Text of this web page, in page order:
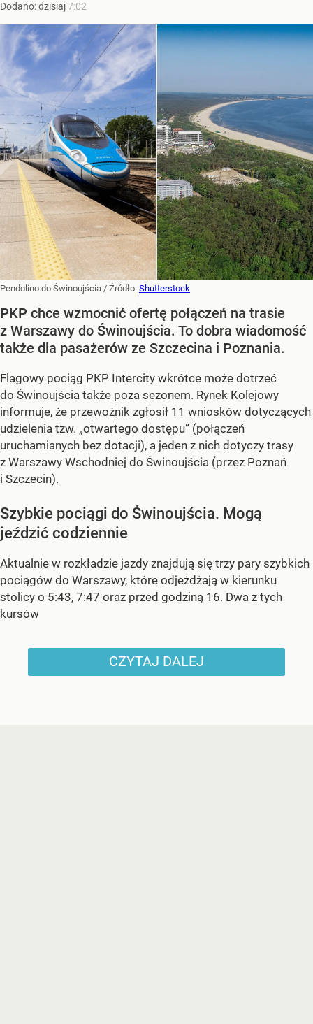
Dodano:dzisiaj7:02
Pendolino do Świnoujścia / Źródło: Shutterstock
PKP chce wzmocnić ofertę połączeń na trasie
z Warszawy do Świnoujścia. To dobra wiadomość
także dla pasażerów ze Szczecina i Poznania.
Flagowy pociąg PKP Intercity wkrótce może dotrzeć
do Świnoujścia także poza sezonem. Rynek Kolejowy
informuje, że przewoźnik zgłosił 11 wniosków dotyczących
udzielenia tzw. „otwartego dostępu” (połączeń
uruchamianych bez dotacji), a jeden z nich dotyczy trasy
z Warszawy Wschodniej do Świnoujścia (przez Poznań
i Szczecin).
Szybkie pociągi do Świnoujścia. Mogą
jeździć codziennie
Aktualnie w rozkładzie jazdy znajdują się trzy pary szybkich
pociągów do Warszawy, które odjeżdżają w kierunku
stolicy o 5:43, 7:47 oraz przed godziną 16. Dwa z tych
kursów
CZYTAJ DALEJ